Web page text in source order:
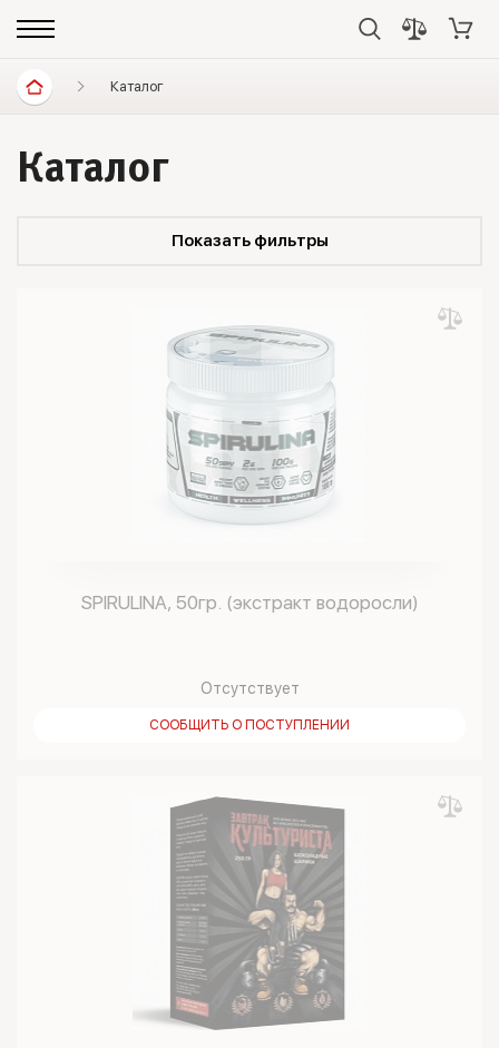
Каталог
Каталог
Показать фильтры
SPIRULINA, 50гр. (экстракт водоросли)
Отсутствует
СООБЩИТЬ О ПОСТУПЛЕНИИ